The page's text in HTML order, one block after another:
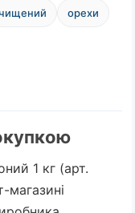
чищений орехи
1 кг (арт.
магазині